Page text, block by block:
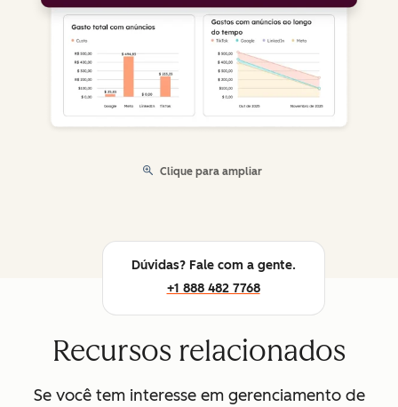
Clique para ampliar
Dúvidas? Fale com a gente.
+1 888 482 7768
Recursos relacionados
Se você tem interesse em gerenciamento de